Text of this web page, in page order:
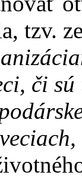
tzv.
či